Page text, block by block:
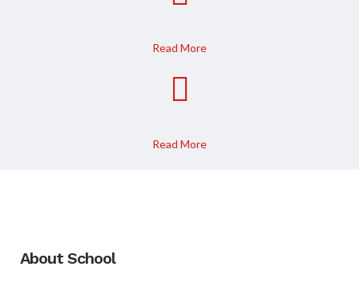
Read More
Read More
About School